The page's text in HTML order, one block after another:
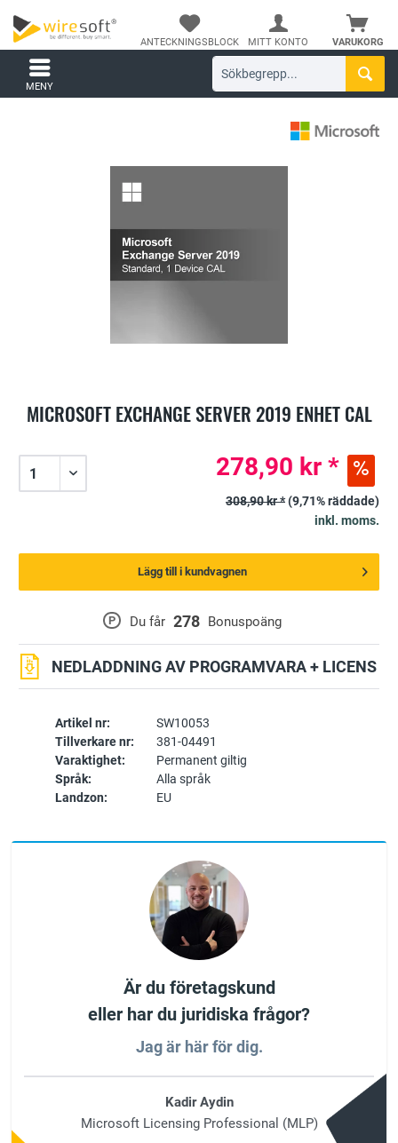
VARUKORG
ANTECKNINGSBLOCK MITT KONTO
MENY
MICROSOFT EXCHANGE SERVER 2019 ENHET CAL
Artikel nr:
SW10053
Tillverkare nr:
381-04491
Varaktighet:
Permanent giltig
Språk:
Alla språk
Landzon:
EU
P Du får 278 Bonuspoäng
NEDLADDNING AV PROGRAMVARA + LICENS
278,90 kr *
308,90 kr *(9,71% räddade)
inkl. moms.
Lägg till i kundvagnen
Är du företagskund
eller har du juridiska frågor?
Jag är här för dig.
Kadir Aydin
Microsoft Licensing Professional (MLP)